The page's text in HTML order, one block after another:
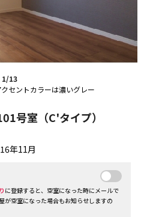
1/13
クセントカラーは濃いグレー
号室（C'タイプ）
年11月
に登録すると、空室になった時にメールで
が空室になった場合もお知らせしますの